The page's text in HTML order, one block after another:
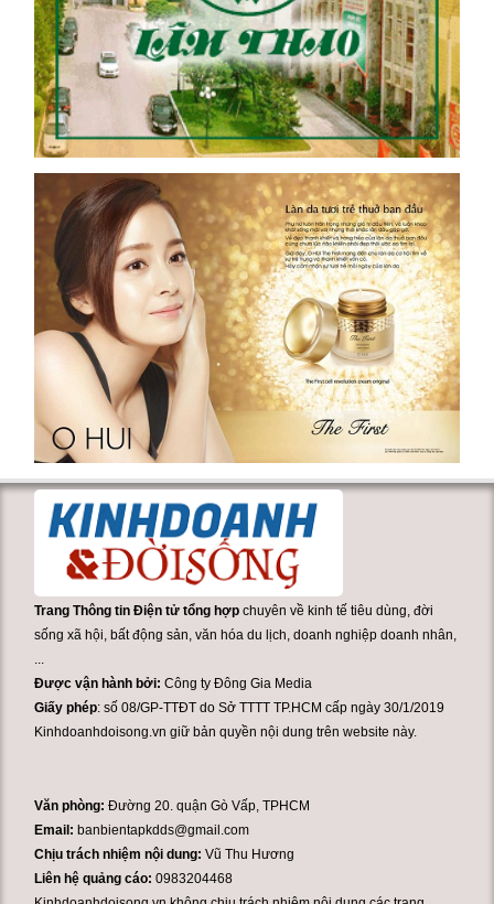
Trang Thông tin Điện tử tổng hợp chuyên về kinh tế tiêu dùng, đời
sống xã hội, bất động sản, văn hóa du lịch, doanh nghiệp doanh nhân,
...
Được vận hành bởi:Công ty Đông Gia Media
Giấy phép: số 08/GP-TTĐT do Sở TTTT TP.HCM cấp ngày 30/1/2019
Kinhdoanhdoisong.vn giữ bản quyền nội dung trên website này.
Văn phòng:Đường 20. quận Gò Vấp, TPHCM
Email: banbientapkdds@gmail.com
Chịu trách nhiệm nội dung: Vũ Thu Hương
Liên hệ quảng cáo:0983204468